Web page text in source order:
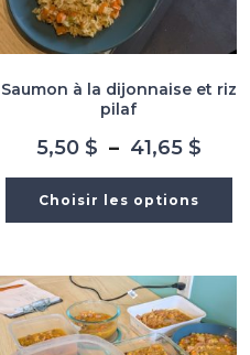
Saumon à la dijonnaise et riz
pilaf
5,50 $ – 41,65 $Plage
5,50 $
Choisir les options